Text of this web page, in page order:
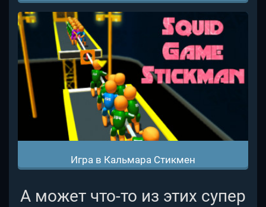
Игра в Кальмара Стикмен
А может что-то из этих супер